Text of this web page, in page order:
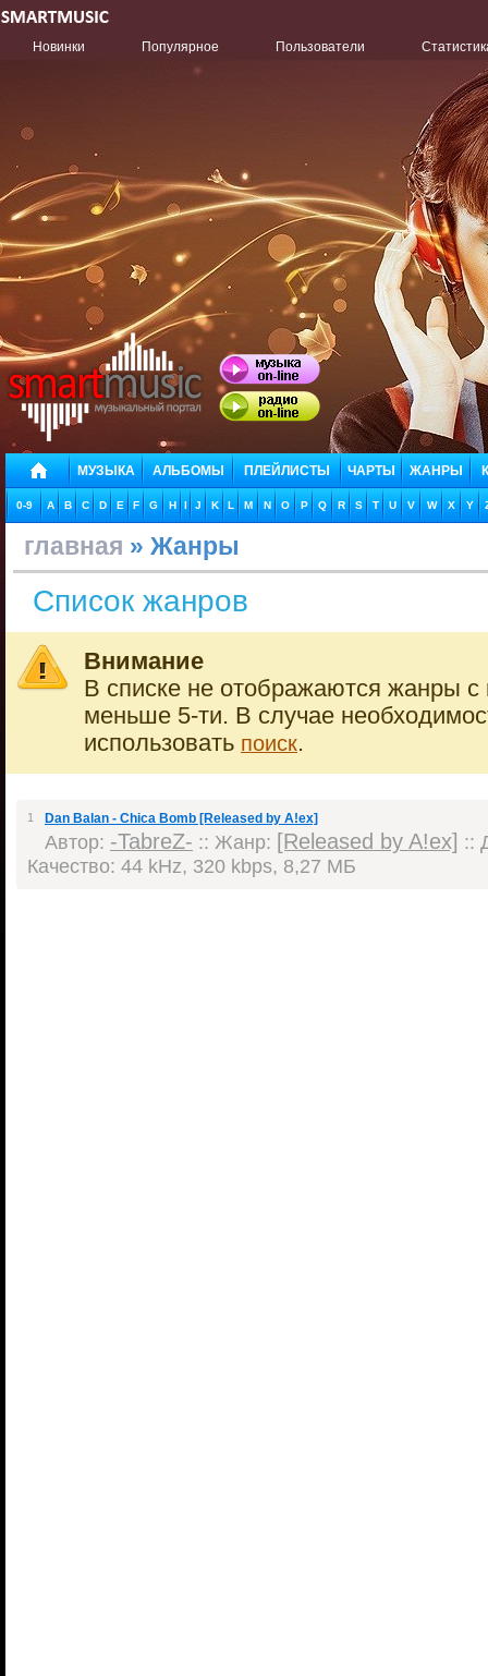
Новинки Популярное Пользователи
МУЗЫКА АЛЬБОМЫ ПЛЕЙЛИСТЫ ЧАРТЫ ЖАНРЫ
0-9 A B C D E F G H I J K L M N O P Q R S T U V W X Y
главная » Жанры
Список жанров
Внимание
В списке не отображаются жанры с
меньше 5-ти. В случае
использовать поиск.
1 Dan Balan - Chica Bomb [Released by A!ex]
Автор: -TabreZ- :: Жанр: [Released by A!ex] ::
Качество: 44 kHz, 320 kbps, 8,27 МБ